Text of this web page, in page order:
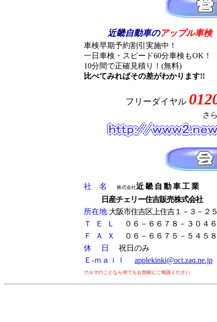
近畿自動車のアップル車検
車検早期予約割引実施中！
一日車検・スピード60分車検もOK！
10分間で正確見積り！(無料)
比べてみればその差がわかります!!
フリーダイヤル
さ
社 名 株式会社近畿自動車工業
日産チェリー住吉販売株式会社
所在地 大阪市住吉区上住吉１－３－２
Ｔ Ｅ Ｌ
０６－６６７８－３０４６
Ｆ Ａ Ｘ
０６－６６７５－５４５８
休 日
祝日のみ
Ｅ-ｍａｉｌ applekinki@oct.zaq.ne.jp
クルマのことなら何でもお気軽にご相談ください